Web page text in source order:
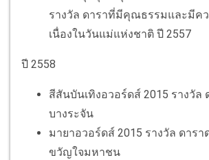
รางวัล ดาราที่มีคุณธรรมและมีค
เนื่องในวันแม่แห่งชาติ ปี 2557
ปี 2558
สีสันบันเทิงอวอร์ดส์ 2015 รางวัล
บางระจัน
มายาอวอร์ดส์ 2015 รางวัล ดารา
ขวัญใจมหาชน